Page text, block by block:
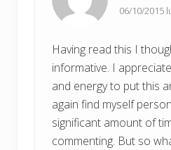
06/10/2015
Having read this I
informative. I
and energy to put this
again find myself
significant amount of
commenting. But so